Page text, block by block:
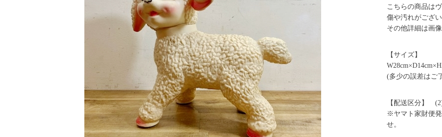
こちらの商品は
傷や汚れがござ
その他詳細は画
【サイズ】
(多少の誤差はご
【配送区分】
※ヤマト家財便
せ。